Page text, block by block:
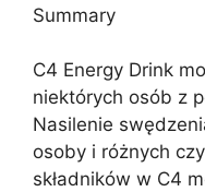
Summary
C4 Energy Drink
niektórych osób z
Nasilenie
osoby i różnych
składników w C4